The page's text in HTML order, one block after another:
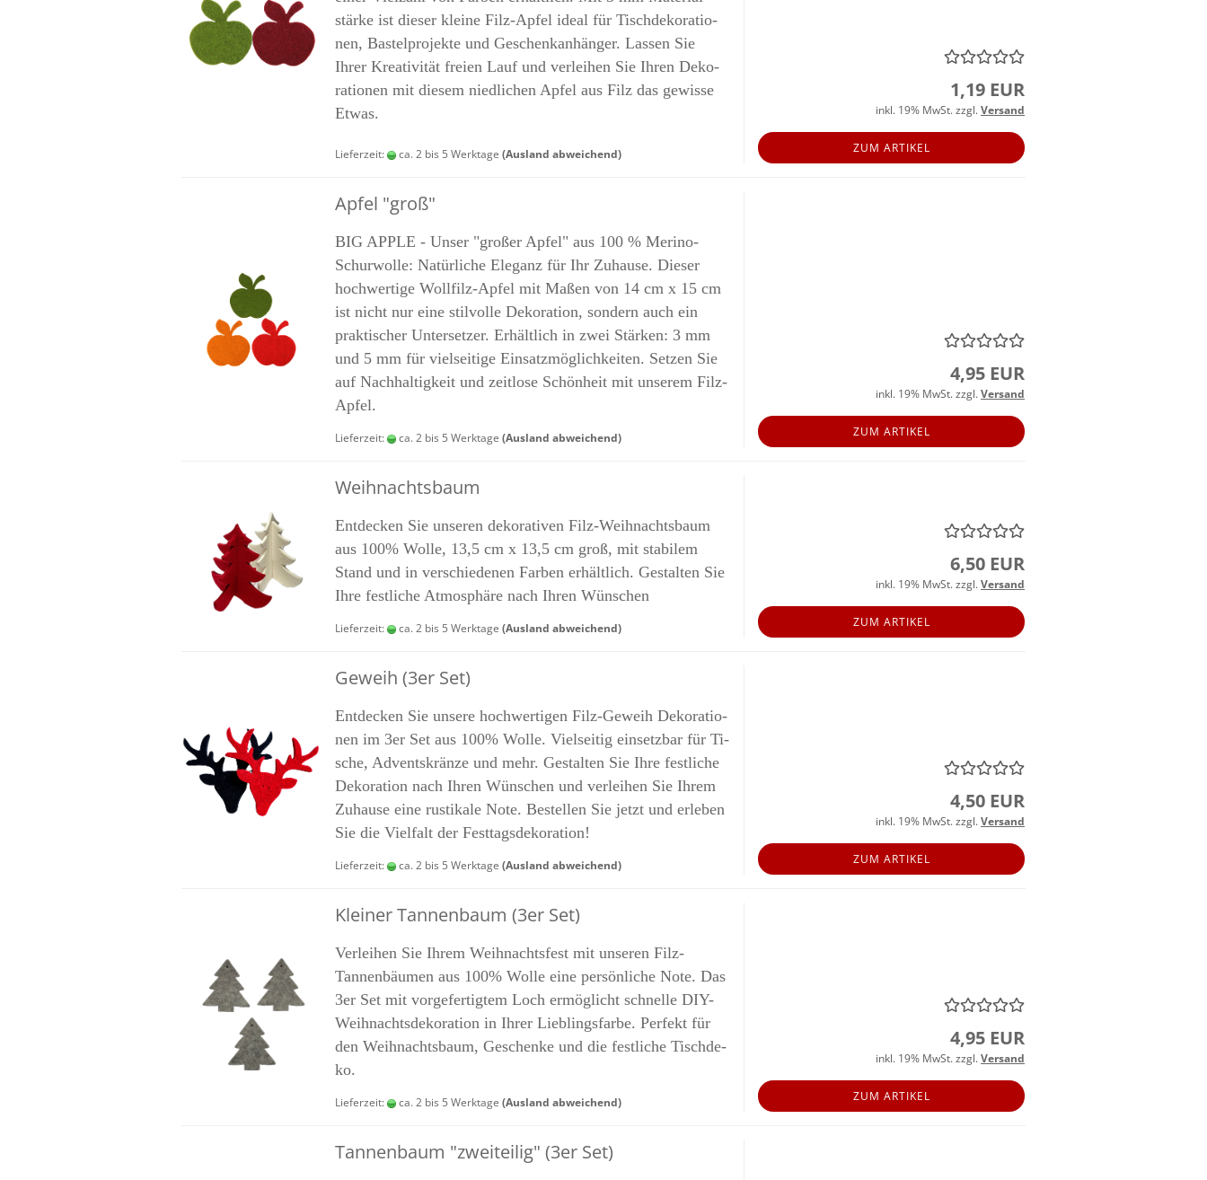
stär­ke ist die­ser klei­ne Filz-​Apfel ideal für Tisch­de­ko­ra­tio­
nen, Bas­tel­pro­jek­te und Ge­schenk­an­hän­ger. Las­sen Sie
Ihrer Krea­ti­vi­tät frei­en Lauf und ver­lei­hen Sie Ihren De­ko­
ra­tio­nen mit die­sem nied­li­chen Apfel aus Filz das ge­wis­se
Etwas.
Lieferzeit: ca. 2 bis 5 Werktage (Ausland abweichend)
1,19 EUR
inkl. 19% MwSt. zzgl.Versand
ZUM ARTIKEL
Apfel "groß"
BIG APPLE - Unser "gro­ßer Apfel" aus 100 % Merino-​
Schurwolle: Na­tür­li­che Ele­ganz für Ihr Zu­hau­se. Die­ser
hoch­wer­ti­ge Wollfilz-​Apfel mit Maßen von 14 cm x 15 cm
ist nicht nur eine stil­vol­le De­ko­ra­ti­on, son­dern auch ein
prak­ti­scher Un­ter­set­zer. Er­hält­lich in zwei Stär­ken: 3 mm
und 5 mm für viel­sei­ti­ge Ein­satz­mög­lich­kei­ten. Set­zen Sie
auf Nach­hal­tig­keit und zeit­lo­se Schön­heit mit un­se­rem Filz-​
Apfel.
Lieferzeit: ca. 2 bis 5 Werktage (Ausland abweichend)
4,95 EUR
inkl. 19% MwSt. zzgl.Versand
ZUM ARTIKEL
Weih­nachts­baum
Ent­de­cken Sie un­se­ren de­ko­ra­ti­ven Filz-​Weihnachtsbaum
aus 100% Wolle, 13,5 cm x 13,5 cm groß, mit sta­bi­lem
Stand und in ver­schie­de­nen Far­ben er­hält­lich. Ge­stal­ten Sie
Ihre fest­li­che At­mo­sphä­re nach Ihren Wün­schen
Lieferzeit: ca. 2 bis 5 Werktage (Ausland abweichend)
6,50 EUR
inkl. 19% MwSt. zzgl.Versand
ZUM ARTIKEL
Ge­weih (3er Set)
Ent­de­cken Sie un­se­re hoch­wer­ti­gen Filz-​Geweih De­ko­ra­tio­
nen im 3er Set aus 100% Wolle. Viel­sei­tig ein­setz­bar für Ti­
sche, Ad­vents­krän­ze und mehr. Ge­stal­ten Sie Ihre fest­li­che
De­ko­ra­ti­on nach Ihren Wün­schen und ver­lei­hen Sie Ihrem
Zu­hau­se eine rus­ti­ka­le Note. Be­stel­len Sie jetzt und er­le­ben
Sie die Viel­falt der Fest­tags­de­ko­ra­ti­on!
Lieferzeit: ca. 2 bis 5 Werktage (Ausland abweichend)
4,50 EUR
inkl. 19% MwSt. zzgl.Versand
ZUM ARTIKEL
Klei­ner Tan­nen­baum (3er Set)
Ver­lei­hen Sie Ihrem Weih­nachts­fest mit un­se­ren Filz-​
Tannenbäumen aus 100% Wolle eine per­sön­li­che Note. Das
3er Set mit vor­ge­fer­tig­tem Loch er­mög­licht schnel­le DIY-​
Weihnachtsdekoration in Ihrer Lieb­lings­far­be. Per­fekt für
den Weih­nachts­baum, Ge­schen­ke und die fest­li­che Tisch­de­
ko.
Lieferzeit: ca. 2 bis 5 Werktage (Ausland abweichend)
4,95 EUR
inkl. 19% MwSt. zzgl.Versand
ZUM ARTIKEL
Tan­nen­baum "zwei­tei­lig" (3er Set)